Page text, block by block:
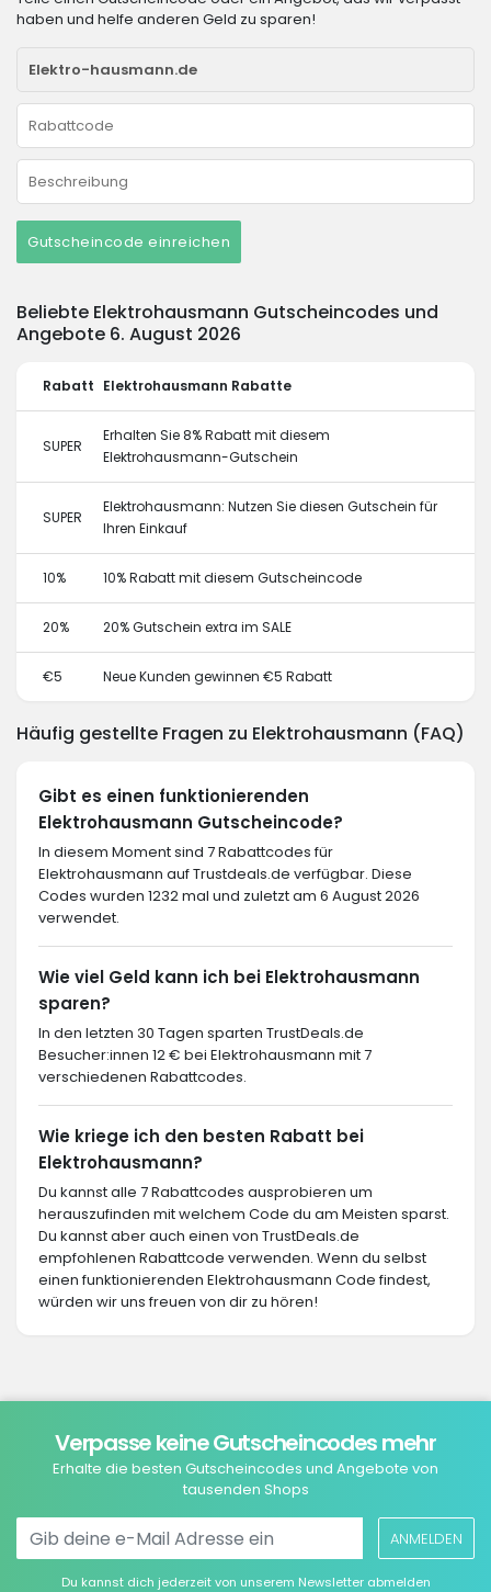
haben und helfe anderen Geld zu sparen!
Gutscheincode einreichen
Beliebte Elektrohausmann Gutscheincodes und
Angebote 6. August 2026
Rabatt Elektrohausmann Rabatte
SUPER
Erhalten Sie 8% Rabatt mit diesem
Elektrohausmann-Gutschein
SUPER
Elektrohausmann: Nutzen Sie diesen Gutschein für
Ihren Einkauf
10% 10% Rabatt mit diesem Gutscheincode
20% 20% Gutschein extra im SALE
€5 Neue Kunden gewinnen €5 Rabatt
Häufig gestellte Fragen zu Elektrohausmann (FAQ)
Gibt es einen funktionierenden
Elektrohausmann Gutscheincode?
In diesem Moment sind 7 Rabattcodes für
Elektrohausmann auf Trustdeals.de verfügbar. Diese
Codes wurden 1232 mal und zuletzt am 6 August 2026
verwendet.
Wie viel Geld kann ich bei Elektrohausmann
sparen?
In den letzten 30 Tagen sparten TrustDeals.de
Besucher:innen 12 € bei Elektrohausmann mit 7
verschiedenen Rabattcodes.
Wie kriege ich den besten Rabatt bei
Elektrohausmann?
Du kannst alle 7 Rabattcodes ausprobieren um
herauszufinden mit welchem Code du am Meisten sparst.
Du kannst aber auch einen von TrustDeals.de
empfohlenen Rabattcode verwenden. Wenn du selbst
einen funktionierenden Elektrohausmann Code findest,
würden wir uns freuen von dir zu hören!
Verpasse keine Gutscheincodes mehr
Erhalte die besten Gutscheincodes und Angebote von
tausenden Shops
ANMELDEN
Du kannst dich jederzeit von unserem Newsletter abmelden